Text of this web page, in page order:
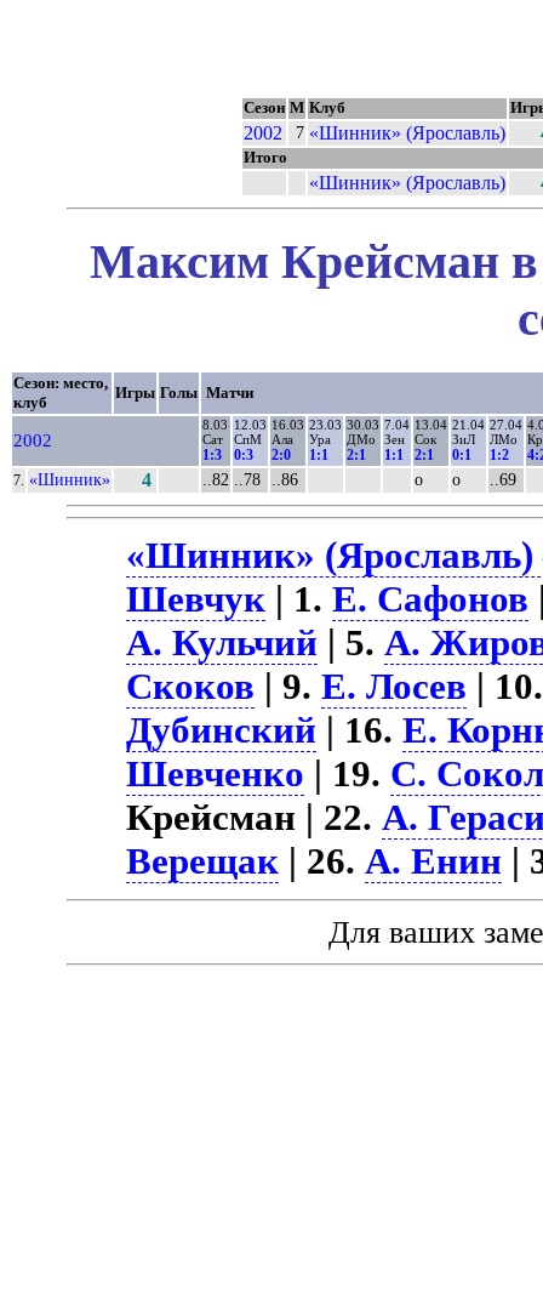
Сезон М Клуб
2002 7 «Шинник» (Ярославль)
Итого
«Шинник» (Ярославль)
Максим Крейсман в
Сезон: место,
клуб
Игры Голы Матчи
2002
8.03
Сат
1:3
12.03
СпМ
0:3
16.03
Ала
2:0
23.03
Ура
1:1
30.03
ДМо
2:1
7.04
Зен
1:1
13.04
Сок
2:1
21.04
ЗиЛ
0:1
27.04
ЛМо
1:2
7. «Шинник» 4 ..82 ..78 ..86 о о ..69
«Шинник» (Ярославль)
Шевчук | 1.Е. Сафонов
А. Кульчий | 5.А.
Скоков | 9.Е. Лосев |
Дубинский | 16.Е.
Шевченко | 19. С.
Крейсман | 22.А.
Верещак | 26.А. Енин |
Для ваших